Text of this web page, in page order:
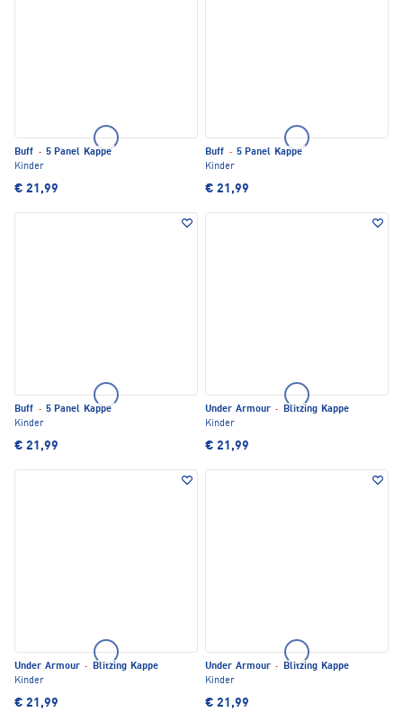
Buff · 5 Panel Kappe
Kinder
€ 21,99
Buff · 5 Panel Kappe
Kinder
€ 21,99
Buff · 5 Panel Kappe
Kinder
€ 21,99
Under Armour ·
Blitzing Kappe
Kinder
€ 21,99
Under Armour ·
Blitzing Kappe
Kinder
€ 21,99
Under Armour ·
Blitzing Kappe
Kinder
€ 21,99